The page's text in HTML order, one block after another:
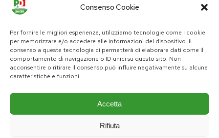
Consenso Cookie
Per fornire le migliori esperienze, utilizziamo tecnologie come i cookie
per memorizzare e/o accedere alle informazioni del dispositivo. Il
consenso a queste tecnologie ci permetterà di elaborare dati come il
comportamento di navigazione o ID unici su questo sito. Non
acconsentire o ritirare il consenso può influire negativamente su alcune
caratteristiche e funzioni.
Accetta
Rifiuta
Tutela dei dati personali|Politica sui cookie
pd@consiglio.regione.lombardia.it
ufficiostampa.pd@consiglio.regione.lombardia.it
Pagine Facebook Gruppo Consiliare PD LombardiaPagina Messenger Gruppo Consiliare PD LombardiaPagina Instagram Gruppo PD LombardiaPagina Youtube Gruppo PD Lombardia